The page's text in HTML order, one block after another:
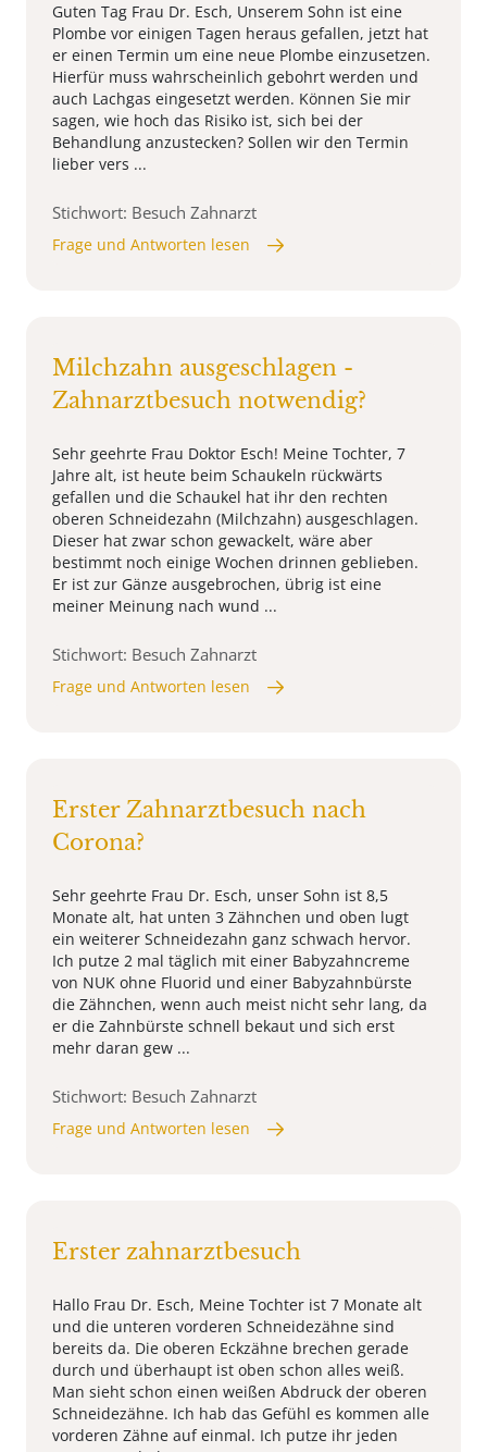
Guten Tag Frau Dr. Esch, Unserem Sohn ist eine
Plombe vor einigen Tagen heraus gefallen, jetzt hat
er einen Termin um eine neue Plombe einzusetzen.
Hierfür muss wahrscheinlich gebohrt werden und
auch Lachgas eingesetzt werden. Können Sie mir
sagen, wie hoch das Risiko ist, sich bei der
Behandlung anzustecken? Sollen wir den Termin
lieber vers ...
Stichwort: Besuch Zahnarzt
Frage und Antworten lesen
Milchzahn ausgeschlagen -
Zahnarztbesuch notwendig?
Sehr geehrte Frau Doktor Esch! Meine Tochter, 7
Jahre alt, ist heute beim Schaukeln rückwärts
gefallen und die Schaukel hat ihr den rechten
oberen Schneidezahn (Milchzahn) ausgeschlagen.
Dieser hat zwar schon gewackelt, wäre aber
bestimmt noch einige Wochen drinnen geblieben.
Er ist zur Gänze ausgebrochen, übrig ist eine
meiner Meinung nach wund ...
Stichwort: Besuch Zahnarzt
Frage und Antworten lesen
Erster Zahnarztbesuch nach
Corona?
Sehr geehrte Frau Dr. Esch, unser Sohn ist 8,5
Monate alt, hat unten 3 Zähnchen und oben lugt
ein weiterer Schneidezahn ganz schwach hervor.
Ich putze 2 mal täglich mit einer Babyzahncreme
von NUK ohne Fluorid und einer Babyzahnbürste
die Zähnchen, wenn auch meist nicht sehr lang, da
er die Zahnbürste schnell bekaut und sich erst
mehr daran gew ...
Stichwort: Besuch Zahnarzt
Frage und Antworten lesen
Erster zahnarztbesuch
Hallo Frau Dr. Esch, Meine Tochter ist 7 Monate alt
und die unteren vorderen Schneidezähne sind
bereits da. Die oberen Eckzähne brechen gerade
durch und überhaupt ist oben schon alles weiß.
Man sieht schon einen weißen Abdruck der oberen
Schneidezähne. Ich hab das Gefühl es kommen alle
vorderen Zähne auf einmal. Ich putze ihr jeden